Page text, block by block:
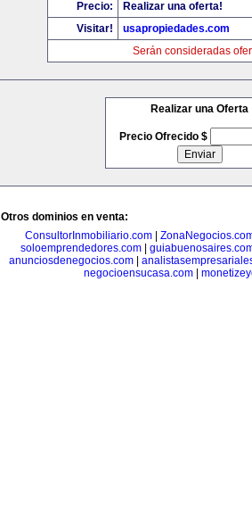
Precio:
Realizar una oferta!
Visitar!
usapropiedades.com
Serán consideradas
Realizar una Oferta
Precio Ofrecido $
Otros dominios en venta:
ConsultorInmobiliario.com|
soloemprendedores.com|
anunciosdenegocios.com|
negocioensucasa.com|